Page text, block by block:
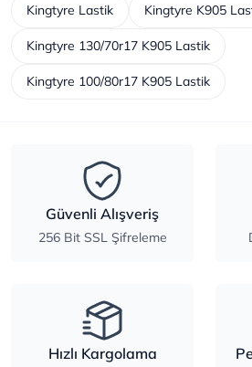
Kingtyre Lastik Kingtyre K905
Kingtyre 130/70r17 K905 Lastik
Kingtyre 100/80r17 K905 Lastik
Güvenli Alışveriş
256 Bit SSL Şifreleme
Hızlı Kargolama